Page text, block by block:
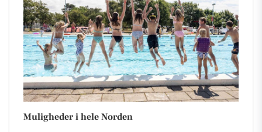
Muligheder i hele Norden